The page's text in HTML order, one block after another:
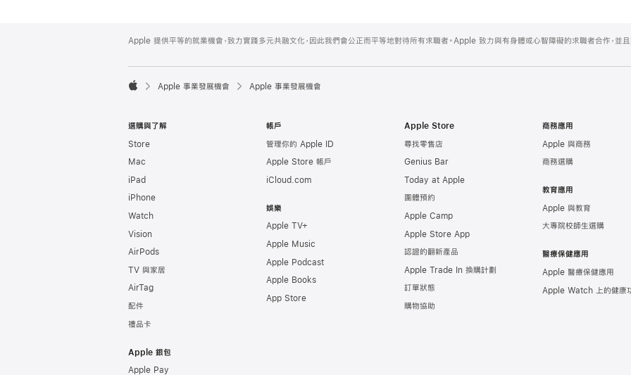
Footer
Apple 提供平等的就業機會，致力實踐多元共融文化，因此我們會公正而平等地對待所有求職者。Apple 致力與有身體或心智障礙的求職者合作，並且

Apple 事業發展機會 Apple 事業發展機會
選購與了解
Store
Mac
iPad
iPhone
Watch
Vision
AirPods
TV 與家居
AirTag
配件
禮品卡
Apple 銀包
Apple Pay
帳戶
管理你的 Apple ID
Apple Store 帳戶
iCloud.com
娛樂
Apple TV+
Apple Music
Apple Podcast
Apple Books
App Store
Apple Store
尋找零售店
Genius Bar
Today at Apple
團體預約
Apple Camp
Apple Store App
認證的翻新產品
Apple Trade In 換購計劃
訂單狀態
購物協助
商務應用
Apple 與商務
商務選購
教育應用
Apple 與教育
大專院校師生選購
醫療保健應用
Apple 醫療保健應用
Apple Watch 上的健康